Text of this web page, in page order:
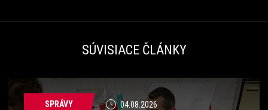
SÚVISIACE ČLÁNKY
SPRÁVY 04.08.2026